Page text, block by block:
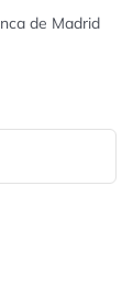
de Madrid